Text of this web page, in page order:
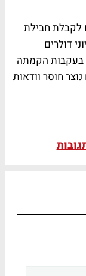
לקבלת חבילת
דולרים
בעקבות הקמתה
חוסר וודאות